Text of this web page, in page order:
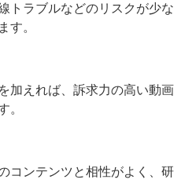
トラブルなどのリスクが少な
す。
加えれば、訴求力の高い動画
。
コンテンツと相性がよく、研